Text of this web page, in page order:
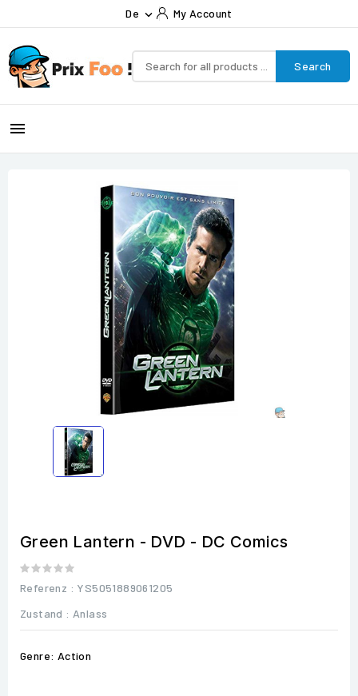
De  My Account
Search

Green Lantern - DVD - DC Comics
Referenz : YS5051889061205
Zustand : Anlass
Genre: Action